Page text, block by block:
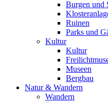
Burgen und
Ruinen
Parks und
Kultur
Kultur
Museen
Bergbau
Natur & Wandern
Wandern